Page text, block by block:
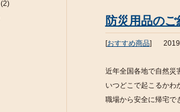
防災用品の
[おすすめ商品]
近年全国各地で自然災
いつどこで起こるかわ
職場から安全に帰宅で
(2)